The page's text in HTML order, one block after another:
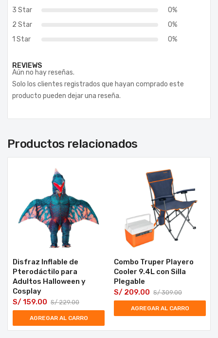
3 Star
0%
2 Star
0%
1 Star
0%
REVIEWS
Aún no hay reseñas.
Solo los clientes registrados que hayan comprado este
producto pueden dejar una reseña.
Productos relacionados
Disfraz Inflable de
Pterodáctilo para
Adultos Halloween y
Cosplay
S/229.00
S/159.00
AGREGAR AL CARRO
Combo Truper Playero
Cooler 9.4L con Silla
Plegable
S/309.00
S/ 209.00
AGREGAR AL CARRO